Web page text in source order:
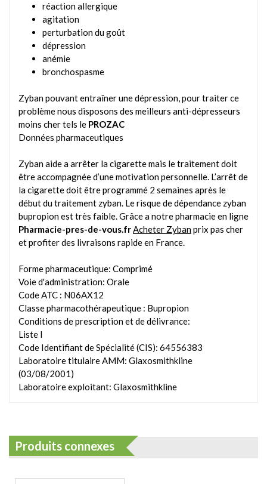
réaction allergique
agitation
perturbation du goût
dépression
anémie
bronchospasme
Zyban pouvant entraîner une dépression, pour traiter ce
problème nous disposons des meilleurs anti-dépresseurs
moins cher tels le PROZAC
Données pharmaceutiques
Zyban aide a arrêter la cigarette mais le traitement doit
être accompagnée d’une motivation personnelle. L’arrêt de
la cigarette doit être programmé 2 semaines après le
début du traitement zyban. Le risque de dépendance zyban
bupropion est très faible. Grâce a notre pharmacie en ligne
Pharmacie-pres-de-vous.frAcheter Zybanprix pas cher
et profiter des livraisons rapide en France.
Forme pharmaceutique: Comprimé
Voie d'administration: Orale
Code ATC : N06AX12
Classe pharmacothérapeutique : Bupropion
Conditions de prescription et de délivrance:
Liste I
Code Identifiant de Spécialité (CIS): 64556383
Laboratoire titulaire AMM: Glaxosmithkline
(03/08/2001)
Laboratoire exploitant: Glaxosmithkline
Produits connexes